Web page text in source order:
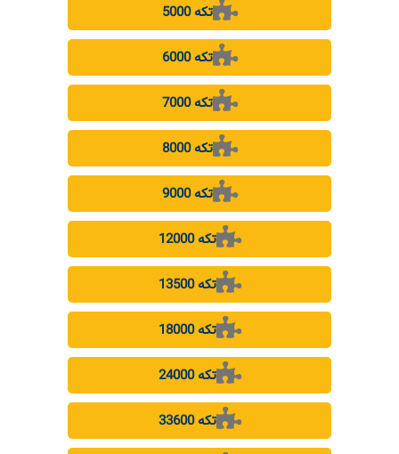
5000 تکه
6000 تکه
7000 تکه
8000 تکه
9000 تکه
12000 تکه
13500 تکه
18000 تکه
24000 تکه
33600 تکه